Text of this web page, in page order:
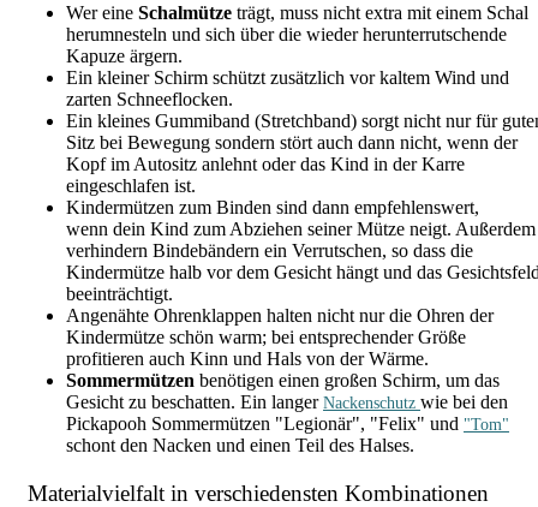
Wer eine Schalmütze trägt, muss nicht extra mit einem Schal
herumnesteln und sich über die wieder herunterrutschende
Kapuze ärgern.
Ein kleiner Schirm schützt zusätzlich vor kaltem Wind und
zarten Schneeflocken.
Ein kleines Gummiband (Stretchband) sorgt nicht nur für
Sitz bei Bewegung sondern stört auch dann nicht, wenn der
Kopf im Autositz anlehnt oder das Kind in der Karre
eingeschlafen ist.
Kindermützen zum Binden sind dann empfehlenswert,
wenn dein Kind zum Abziehen seiner Mütze neigt. Außerdem
verhindern Bindebändern ein Verrutschen, so dass die
Kindermütze halb vor dem Gesicht hängt und das
beeinträchtigt.
Angenähte Ohrenklappen halten nicht nur die Ohren der
Kindermütze schön warm; bei entsprechender Größe
profitieren auch Kinn und Hals von der Wärme.
Sommermützen benötigen einen großen Schirm, um das
Gesicht zu beschatten. Ein langer Nackenschutz wie bei den
Pickapooh Sommermützen "Legionär", "Felix" und "Tom"
schont den Nacken und einen Teil des Halses.
Materialvielfalt in verschiedensten Kombinationen